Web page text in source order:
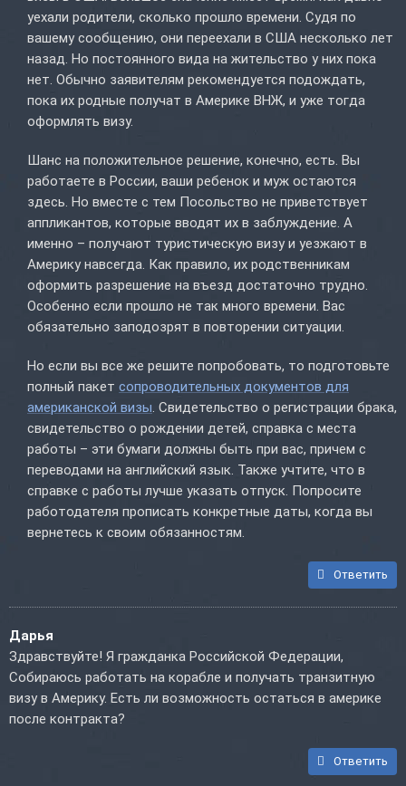
уехали родители, сколько прошло времени. Судя по
вашему сообщению, они переехали в США несколько лет
назад. Но постоянного вида на жительство у них пока
нет. Обычно заявителям рекомендуется подождать,
пока их родные получат в Америке ВНЖ, и уже тогда
оформлять визу.
Шанс на положительное решение, конечно, есть. Вы
работаете в России, ваши ребенок и муж остаются
здесь. Но вместе с тем Посольство не приветствует
аппликантов, которые вводят их в заблуждение. А
именно – получают туристическую визу и уезжают в
Америку навсегда. Как правило, их родственникам
оформить разрешение на въезд достаточно трудно.
Особенно если прошло не так много времени. Вас
обязательно заподозрят в повторении ситуации.
Но если вы все же решите попробовать, то подготовьте
полный пакет сопроводительных документов для
американской визы. Свидетельство о регистрации брака,
свидетельство о рождении детей, справка с места
работы – эти бумаги должны быть при вас, причем с
переводами на английский язык. Также учтите, что в
справке с работы лучше указать отпуск. Попросите
работодателя прописать конкретные даты, когда вы
вернетесь к своим обязанностям.
Ответить
Дарья
Здравствуйте! Я гражданка Российской Федерации,
Собираюсь работать на корабле и получать транзитную
визу в Америку. Есть ли возможность остаться в америке
после контракта?
Ответить